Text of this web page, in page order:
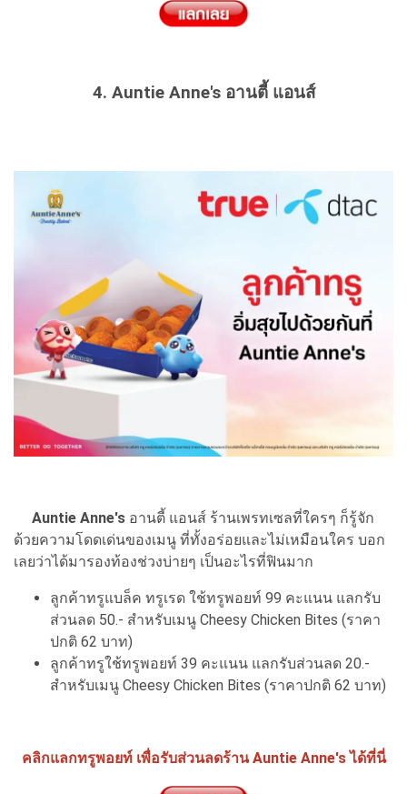
4. Auntie Anne's อานตี้ แอนส์
Auntie Anne's อานตี้ แอนส์ ร้านเพรทเซลที่ใครๆ ก็รู้จัก
ด้วยความโดดเด่นของเมนู ที่ทั้งอร่อยและไม่เหมือนใคร บอก
เลยว่าได้มารองท้องช่วงบ่ายๆ เป็นอะไรที่ฟินมาก
ลูกค้าทรูแบล็ค ทรูเรด ใช้ทรูพอยท์ 99 คะแนน แลกรับ
ส่วนลด 50.- สำหรับเมนู Cheesy Chicken Bites (ราคา
ปกติ 62 บาท)
ลูกค้าทรูใช้ทรูพอยท์ 39 คะแนน แลกรับส่วนลด 20.-
สำหรับเมนู Cheesy Chicken Bites (ราคาปกติ 62 บาท)
คลิกแลกทรูพอยท์ เพื่อรับส่วนลดร้าน Auntie Anne's ได้ที่นี่